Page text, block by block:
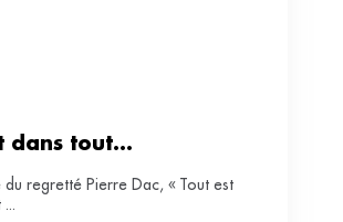
dans tout…
du regretté Pierre Dac, « Tout est